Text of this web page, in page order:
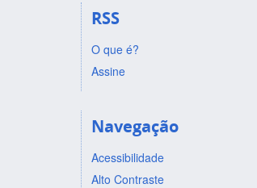
RSS
O que é?
Assine
Navegação
Acessibilidade
Alto Contraste